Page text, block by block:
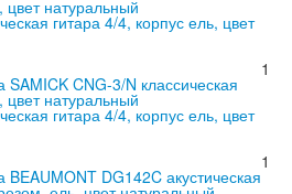
гитара 4/4, корпус ель, цвет
1
гитара 4/4, корпус ель, цвет
1